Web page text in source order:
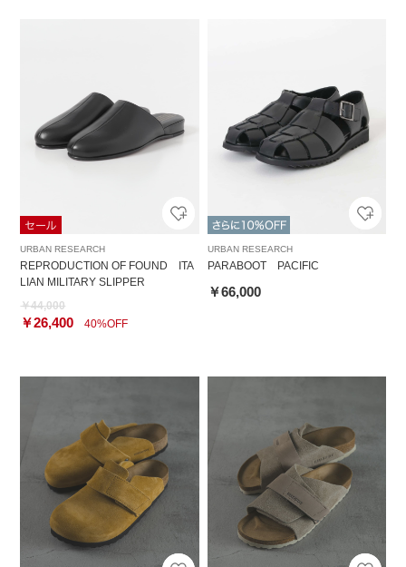
URBAN RESEARCH
REPRODUCTION OF FOUND ITA
LIAN MILITARY SLIPPER
￥44,000
￥26,400 40%OFF
URBAN RESEARCH
PARABOOT PACIFIC
￥66,000